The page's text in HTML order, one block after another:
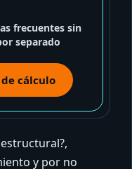
frecuentes sin
separado
cálculo
y por no